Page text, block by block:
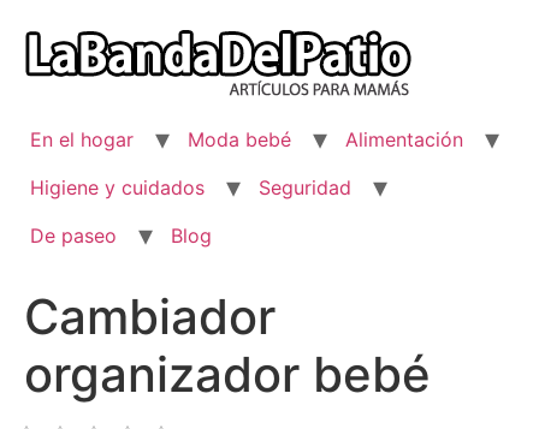
contenido
En el hogar Moda bebé
Alimentación
Higiene y cuidados
Seguridad
De paseo
Blog
Cambiador
organizador bebé